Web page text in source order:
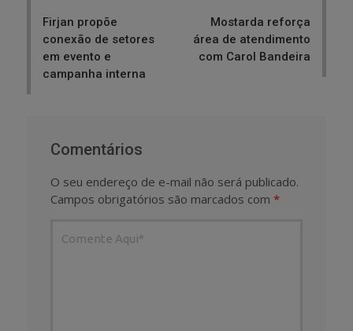
Firjan propõe
conexão de setores
em evento e
campanha interna
Mostarda reforça
área de atendimento
com Carol Bandeira
Comentários
O seu endereço de e-mail não será publicado.
Campos obrigatórios são marcados com *